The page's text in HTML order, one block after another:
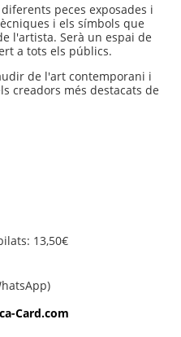
peces exposades i
i els símbols que
l'artista. Serà un espai de
a tots els públics.
de l'art contemporani i
creadors més destacats de
13,50€
Card.com